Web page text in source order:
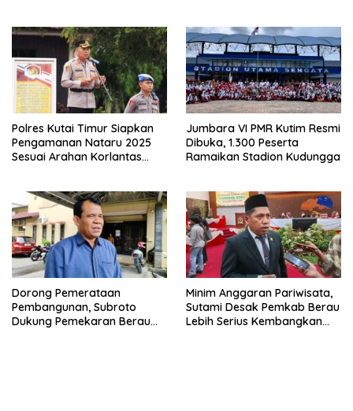
Polres Kutai Timur Siapkan
Pengamanan Nataru 2025
Sesuai Arahan Korlantas
Jumbara VI PMR Kutim Resmi
Dibuka, 1.300 Peserta
Ramaikan Stadion Kudungga
Dorong Pemerataan
Pembangunan, Subroto
Dukung Pemekaran Berau
Minim Anggaran Pariwisata,
Sutami Desak Pemkab Berau
Lebih Serius Kembangkan